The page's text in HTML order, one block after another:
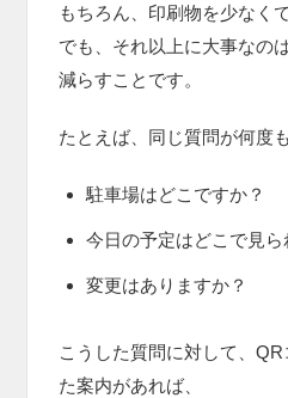
もちろん、印刷物を少なく
でも、それ以上に大事なの
減らすことです。
たとえば、同じ質問が何度
駐車場はどこですか？
今日の予定はどこで見ら
変更はありますか？
こうした質問に対して、
た案内があれば、